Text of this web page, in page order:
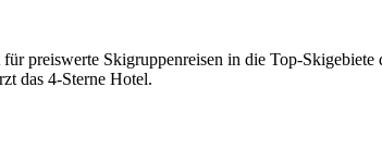
preiswerte Skigruppenreisen in die Top-
das 4-Sterne Hotel.